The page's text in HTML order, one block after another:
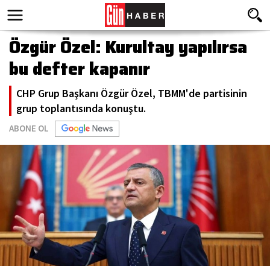
Özgür Özel: Kurultay yapılırsa
bu defter kapanır
CHP Grup Başkanı Özgür Özel, TBMM'de partisinin
grup toplantısında konuştu.
ABONE OL